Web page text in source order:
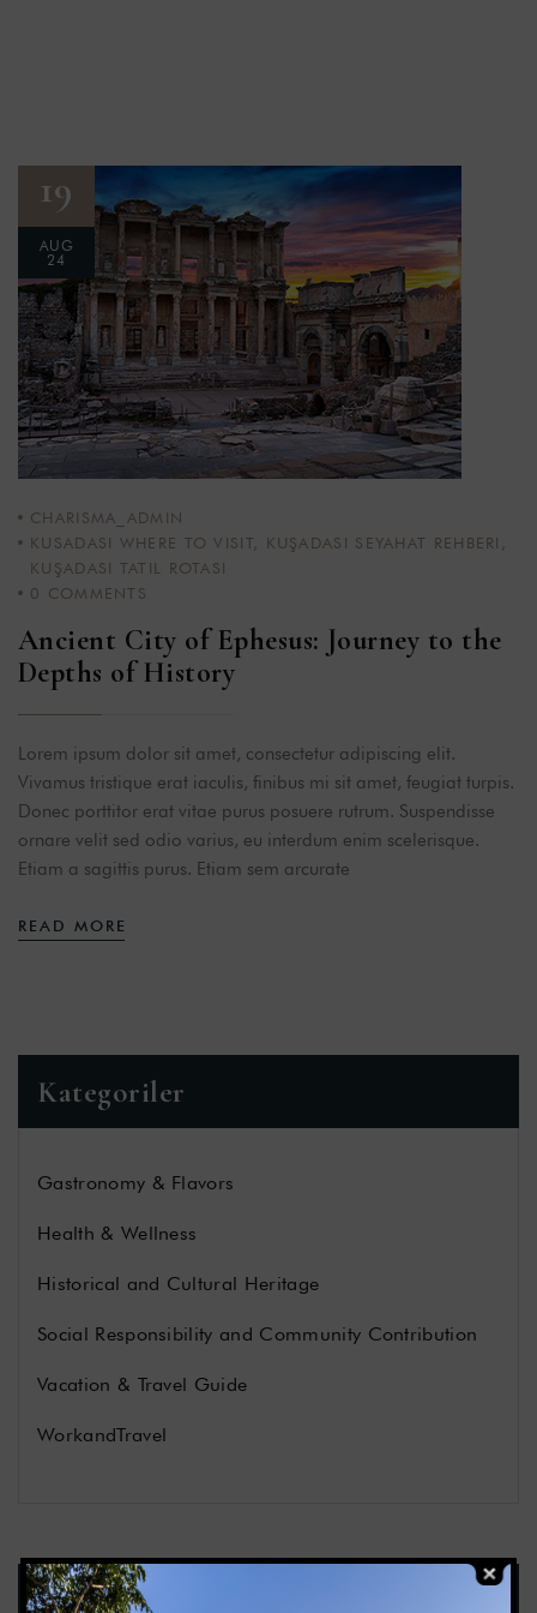
19
AUG
24
CHARISMA_ADMIN
KUSADASI WHERE TO VISIT, KUŞADASI SEYAHAT REHBERI ,
KUŞADASI TATIL ROTASI
0 COMMENTS
Ancient City of Ephesus: Journey to the
Depths of History
Lorem ipsum dolor sit amet, consectetur adipiscing elit.
Vivamus tristique erat iaculis, finibus mi sit amet, feugiat turpis.
Donec porttitor erat vitae purus posuere rutrum. Suspendisse
ornare velit sed odio varius, eu interdum enim scelerisque.
Etiam a sagittis purus. Etiam sem arcurate
READ MORE
Kategoriler
Gastronomy & Flavors
Health & Wellness
Historical and Cultural Heritage
Social Responsibility and Community Contribution
Vacation & Travel Guide
WorkandTravel
Son Yazılar